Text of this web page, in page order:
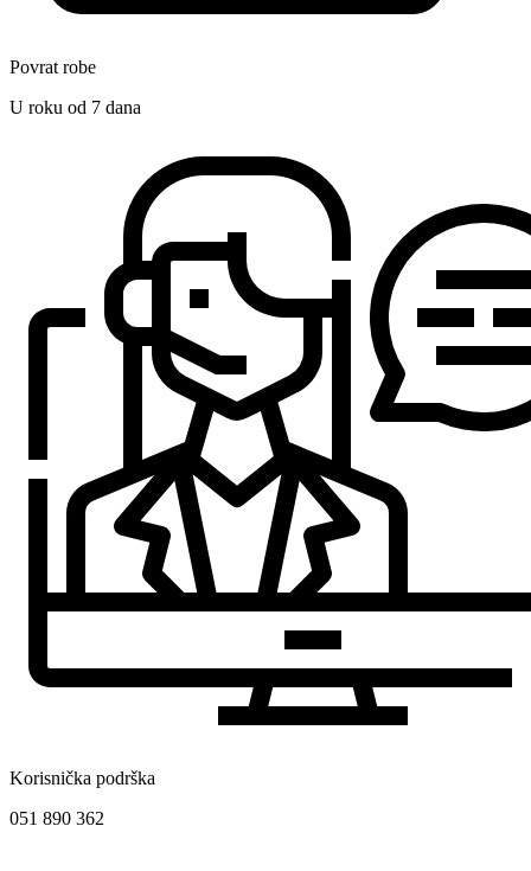
Povrat robe
U roku od 7 dana
Korisnička podrška
051 890 362